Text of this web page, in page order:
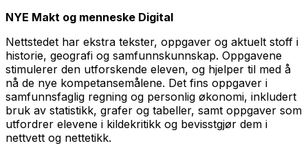
NYE Makt og menneske Digital
Nettstedet har ekstra tekster, oppgaver og aktuelt stoff i
historie, geografi og samfunnskunnskap. Oppgavene
stimulerer den utforskende eleven, og hjelper til med å
nå de nye kompetansemålene. Det fins oppgaver i
samfunnsfaglig regning og personlig økonomi, inkludert
bruk av statistikk, grafer og tabeller, samt oppgaver som
utfordrer elevene i kildekritikk og bevisstgjør dem i
nettvett og nettetikk.